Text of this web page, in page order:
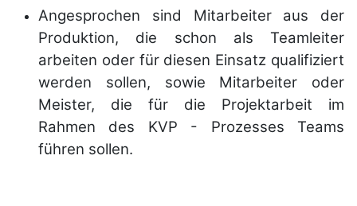
Angesprochen sind Mitarbeiter aus der
Produktion, die schon als Teamleiter
arbeiten oder für diesen Einsatz qualifiziert
werden sollen, sowie Mitarbeiter oder
Meister, die für die Projektarbeit im
Rahmen des KVP - Prozesses Teams
führen sollen.